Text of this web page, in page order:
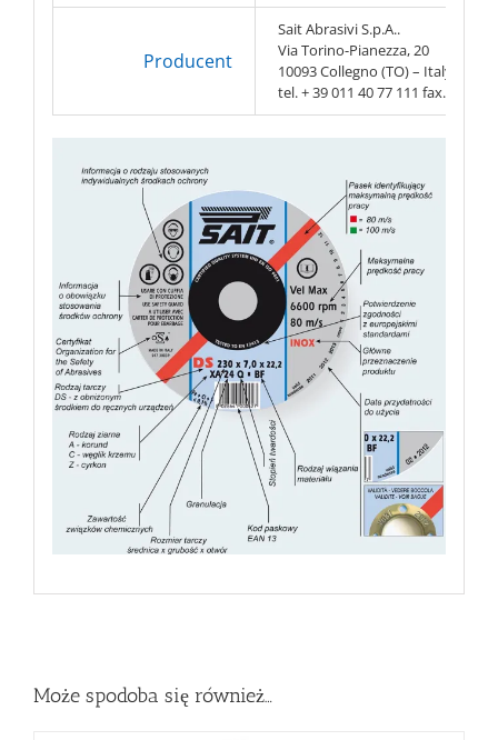
Producent
Sait Abrasivi S.p.A..
Via Torino-Pianezza, 20
10093 Collegno (TO) – Italy
tel. + 39 011 40 77 111 fax. + 39
Może spodoba się również…